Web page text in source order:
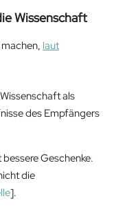
Wissenschaft
laut
als
des Empfängers
Geschenke.
die
].